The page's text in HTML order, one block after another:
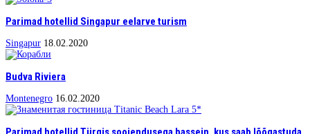
Parimad hotellid Singapur eelarve turism
Singapur 18.02.2020
Budva Riviera
Montenegro 16.02.2020